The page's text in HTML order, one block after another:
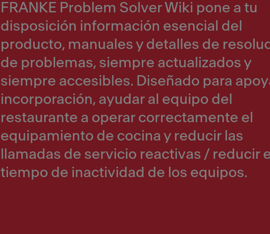
FRANKE Problem Solver Wiki pone a tu
disposición información esencial del
producto, manuales y detalles de
de problemas, siempre actualizados y
siempre accesibles. Diseñado para
incorporación, ayudar al equipo del
restaurante a operar correctamente el
equipamiento de cocina y reducir las
llamadas de servicio reactivas / reducir
tiempo de inactividad de los equipos.